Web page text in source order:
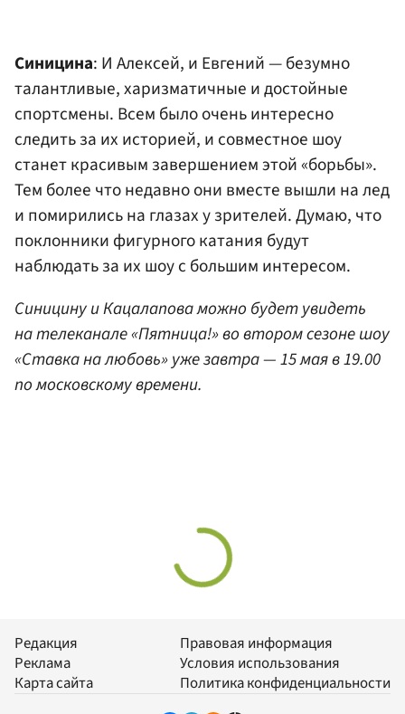
Синицина: И Алексей, и Евгений — безумно
талантливые, харизматичные и достойные
спортсмены. Всем было очень интересно
следить за их историей, и совместное шоу
станет красивым завершением этой «борьбы».
Тем более что недавно они вместе вышли на лед
и помирились на глазах у зрителей. Думаю, что
поклонники фигурного катания будут
наблюдать за их шоу с большим интересом.
Синицину и Кацалапова можно будет увидеть
на телеканале «Пятница!» во втором сезоне шоу
«Ставка на любовь» уже завтра — 15 мая в 19.00
по московскому времени.
Редакция
Реклама
Карта сайта
Правовая информация
Условия использования
Политика конфиденциальности